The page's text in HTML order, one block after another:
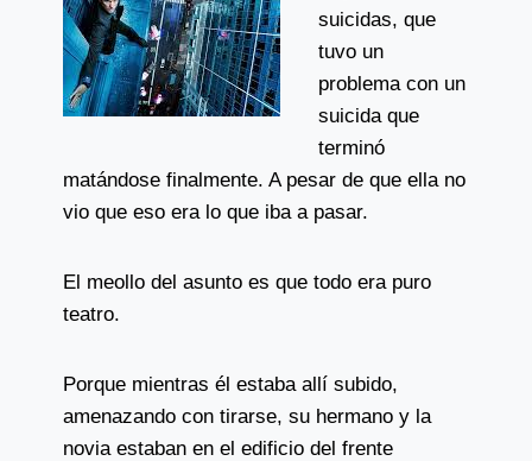
suicidas, que
tuvo un
problema con un
suicida que
terminó
matándose finalmente. A pesar de que ella no
vio que eso era lo que iba a pasar.
El meollo del asunto es que todo era puro
teatro.
Porque mientras él estaba allí subido,
amenazando con tirarse, su hermano y la
novia estaban en el edificio del frente